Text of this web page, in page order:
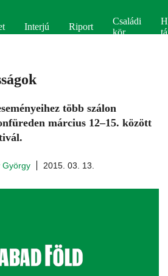
Interjú Riport
Családi
kör
több szálon
március 12–15. között
György 2015. 03. 13.